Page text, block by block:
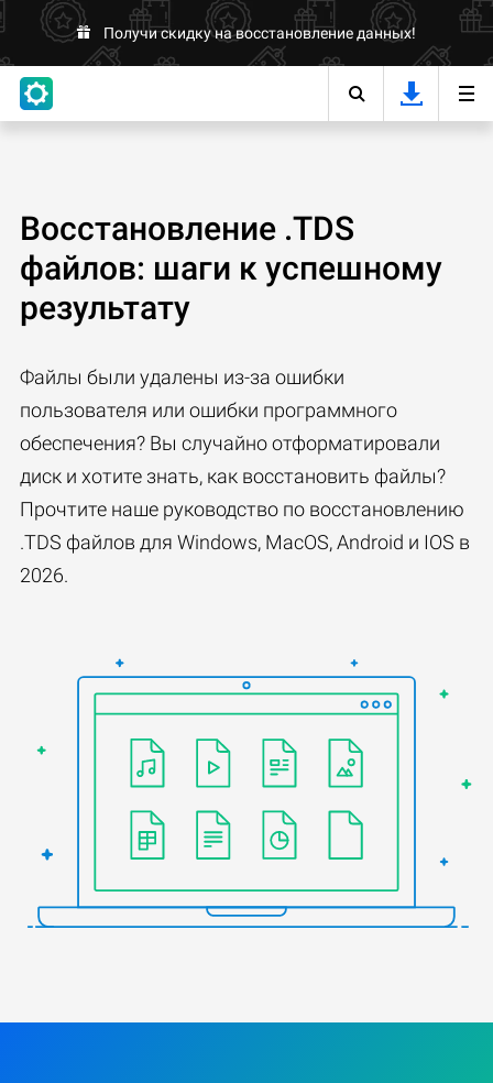
Получи скидку на восстановление данных!
Восстановление .TDS
файлов: шаги к успешному
результату
Файлы были удалены из-за ошибки
пользователя или ошибки программного
обеспечения? Вы случайно отформатировали
диск и хотите знать, как восстановить файлы?
Прочтите наше руководство по восстановлению
.TDS файлов для Windows, MacOS, Android и IOS в
2026.